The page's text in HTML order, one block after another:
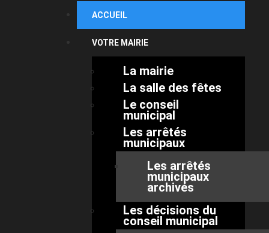
ACCUEIL
VOTRE MAIRIE
La mairie
La salle des fêtes
Le conseil
municipal
Les arrêtés
municipaux
Les arrêtés
municipaux
archivés
Les décisions du
conseil municipal